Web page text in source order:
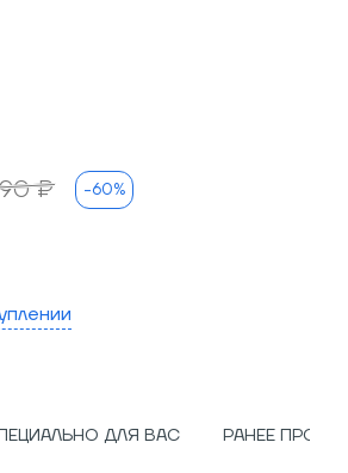
₽ -60%
ДЛЯ ВАС РАНЕЕ